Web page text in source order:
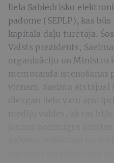
liela Sabiedrisko
padome (SEPLP), kas
kapitāla daļu turētāja.
Valsts prezidents,
organizāciju un Ministru
memoranda īstenošanas
vienam. Saeima atstājusi
diezgan lielu varu